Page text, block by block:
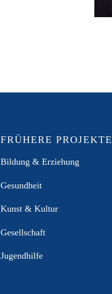
FRÜHERE PROJEKTE
Bildung & Erziehung
Gesundheit
Kunst & Kultur
Gesellschaft
Jugendhilfe